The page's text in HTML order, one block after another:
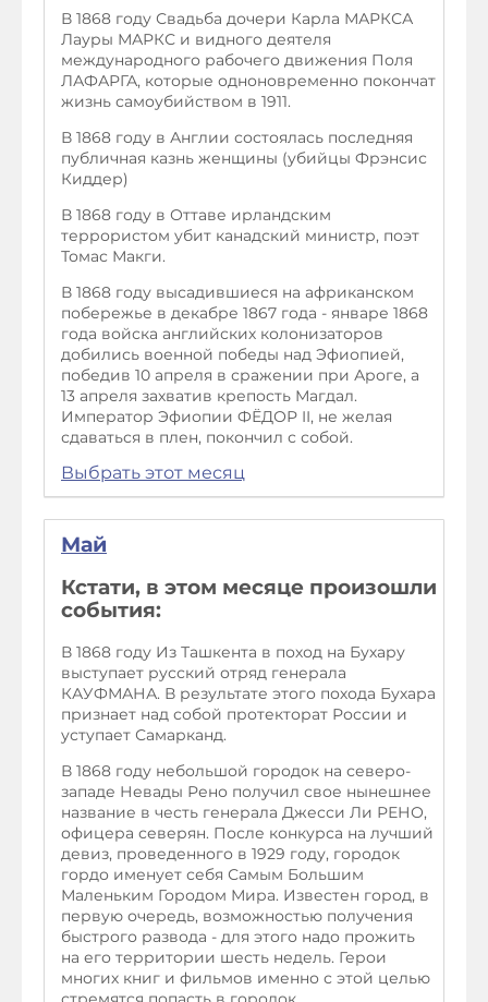
В 1868 году Свадьба дочери Карла МАРКСА
Лауры МАРКС и видного деятеля
международного рабочего движения Поля
ЛАФАРГА, которые одноновременно покончат
жизнь самоубийством в 1911.
В 1868 году в Англии состоялась последняя
публичная казнь женщины (убийцы Фрэнсис
Киддер)
В 1868 году в Оттаве ирландским
террористом убит канадский министр, поэт
Томас Макги.
В 1868 году высадившиеся на африканском
побережье в декабре 1867 года - январе 1868
года войска английских колонизаторов
добились военной победы над Эфиопией,
победив 10 апреля в сражении при Ароге, а
13 апреля захватив крепость Магдал.
Император Эфиопии ФЁДОР II, не желая
сдаваться в плен, покончил с собой.
Выбрать этот месяц
Май
Кстати, в этом месяце произошли
события:
В 1868 году Из Ташкента в поход на Бухару
выступает русский отряд генерала
КАУФМАНА. В результате этого похода Бухара
признает над собой протекторат России и
уступает Самарканд.
В 1868 году небольшой городок на северо-
западе Невады Рено получил свое нынешнее
название в честь генерала Джесси Ли РЕНО,
офицера северян. После конкурса на лучший
девиз, проведенного в 1929 году, городок
гордо именует себя Самым Большим
Маленьким Городом Мира. Известен город, в
первую очередь, возможностью получения
быстрого развода - для этого надо прожить
на его территории шесть недель. Герои
многих книг и фильмов именно с этой целью